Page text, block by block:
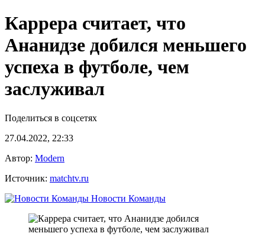
Каррера считает, что
Ананидзе добился меньшего
успеха в футболе, чем
заслуживал
Поделиться в соцсетях
27.04.2022, 22:33
Автор: Modern
Источник: matchtv.ru
Новости Команды